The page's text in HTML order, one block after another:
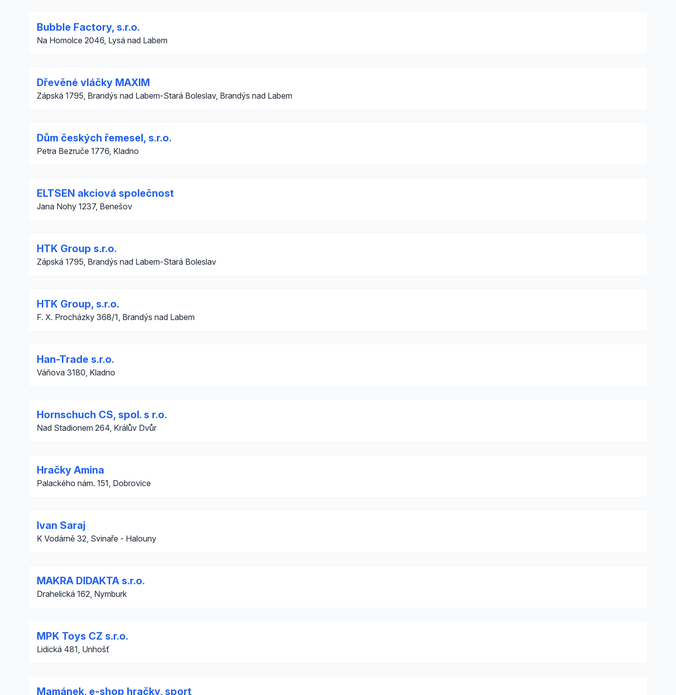
Bubble Factory, s.r.o.
Na Homolce 2046, Lysá nad Labem
Dřevěné vláčky MAXIM
Zápská 1795, Brandýs nad Labem-Stará Boleslav, Brandýs nad Labem
Dům českých řemesel, s.r.o.
Petra Bezruče 1776, Kladno
ELTSEN akciová společnost
Jana Nohy 1237, Benešov
HTK Group s.r.o.
Zápská 1795, Brandýs nad Labem-Stará Boleslav
HTK Group, s.r.o.
F. X. Procházky 368/1, Brandýs nad Labem
Han-Trade s.r.o.
Váňova 3180, Kladno
Hornschuch CS, spol. s r.o.
Nad Stadionem 264, Králův Dvůr
Hračky Amina
Palackého nám. 151, Dobrovice
Ivan Saraj
K Vodárně 32, Svinaře - Halouny
MAKRA DIDAKTA s.r.o.
Drahelická 162, Nymburk
MPK Toys CZ s.r.o.
Lidická 481, Unhošť
Mamánek, e-shop hračky, sport